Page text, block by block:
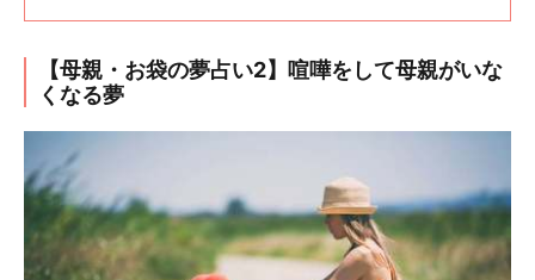
【母親・お袋の夢占い2】喧嘩をして母親がいな
くなる夢